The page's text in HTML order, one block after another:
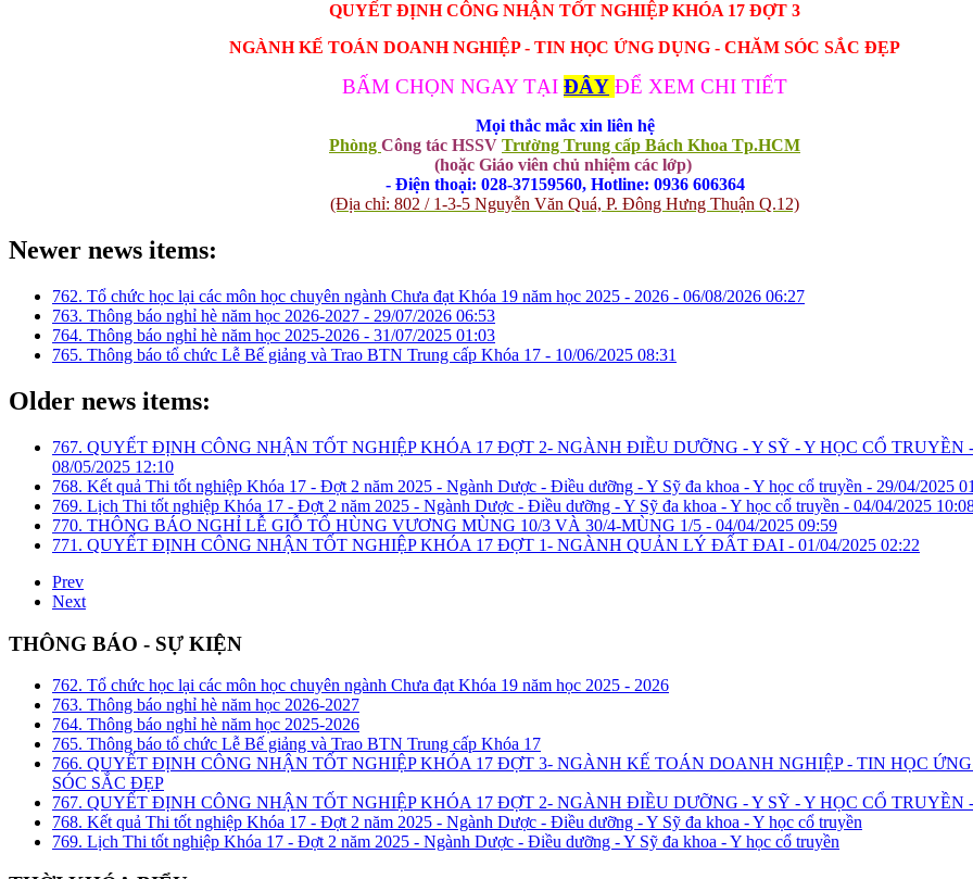
QUYẾT ĐỊNH CÔNG NHẬN TỐT NGHIỆP KHÓA 17 ĐỢT 3
NGÀNH KẾ TOÁN DOANH NGHIỆP - TIN HỌC ỨNG DỤNG - CHĂM SÓC SẮC ĐẸP
BẤM CHỌN NGAY TẠI ĐÂY ĐỂ XEM CHI TIẾT
Mọi thắc mắc xin liên hệ
Phòng Công tác HSSV Trường Trung cấp Bách Khoa Tp.HCM
(hoặc Giáo viên chủ nhiệm các lớp)
- Điện thoại: 028-37159560, Hotline: 0936 606364
(Địa chỉ: 802 / 1-3-5 Nguyễn Văn Quá, P. Đông Hưng Thuận Q.12)
Newer news items:
762. Tổ chức học lại các môn học chuyên ngành Chưa đạt Khóa 19 năm học 2025 - 2026 - 06/08/2026 06:27
763. Thông báo nghỉ hè năm học 2026-2027 - 29/07/2026 06:53
764. Thông báo nghỉ hè năm học 2025-2026 - 31/07/2025 01:03
765. Thông báo tổ chức Lễ Bế giảng và Trao BTN Trung cấp Khóa 17 - 10/06/2025 08:31
Older news items:
767. QUYẾT ĐỊNH CÔNG NHẬN TỐT NGHIỆP KHÓA 17 ĐỢT 2- NGÀNH ĐIỀU DƯỠNG - Y SỸ - Y HỌC CỔ TRUYỀN
08/05/2025 12:10
768. Kết quả Thi tốt nghiệp Khóa 17 - Đợt 2 năm 2025 - Ngành Dược - Điều dưỡng - Y Sỹ đa khoa - Y học cổ truyền - 29/04/2025
769. Lịch Thi tốt nghiệp Khóa 17 - Đợt 2 năm 2025 - Ngành Dược - Điều dưỡng - Y Sỹ đa khoa - Y học cổ truyền - 04/04/2025
770. THÔNG BÁO NGHỈ LỄ GIỖ TỔ HÙNG VƯƠNG MÙNG 10/3 VÀ 30/4-MÙNG 1/5 - 04/04/2025 09:59
771. QUYẾT ĐỊNH CÔNG NHẬN TỐT NGHIỆP KHÓA 17 ĐỢT 1- NGÀNH QUẢN LÝ ĐẤT ĐAI - 01/04/2025 02:22
Prev
Next
THÔNG BÁO - SỰ KIỆN
762. Tổ chức học lại các môn học chuyên ngành Chưa đạt Khóa 19 năm học 2025 - 2026
763. Thông báo nghỉ hè năm học 2026-2027
764. Thông báo nghỉ hè năm học 2025-2026
765. Thông báo tổ chức Lễ Bế giảng và Trao BTN Trung cấp Khóa 17
766. QUYẾT ĐỊNH CÔNG NHẬN TỐT NGHIỆP KHÓA 17 ĐỢT 3- NGÀNH KẾ TOÁN DOANH NGHIỆP - TIN HỌC
SÓC SẮC ĐẸP
767. QUYẾT ĐỊNH CÔNG NHẬN TỐT NGHIỆP KHÓA 17 ĐỢT 2- NGÀNH ĐIỀU DƯỠNG - Y SỸ - Y HỌC CỔ TRUYỀN
768. Kết quả Thi tốt nghiệp Khóa 17 - Đợt 2 năm 2025 - Ngành Dược - Điều dưỡng - Y Sỹ đa khoa - Y học cổ truyền
769. Lịch Thi tốt nghiệp Khóa 17 - Đợt 2 năm 2025 - Ngành Dược - Điều dưỡng - Y Sỹ đa khoa - Y học cổ truyền